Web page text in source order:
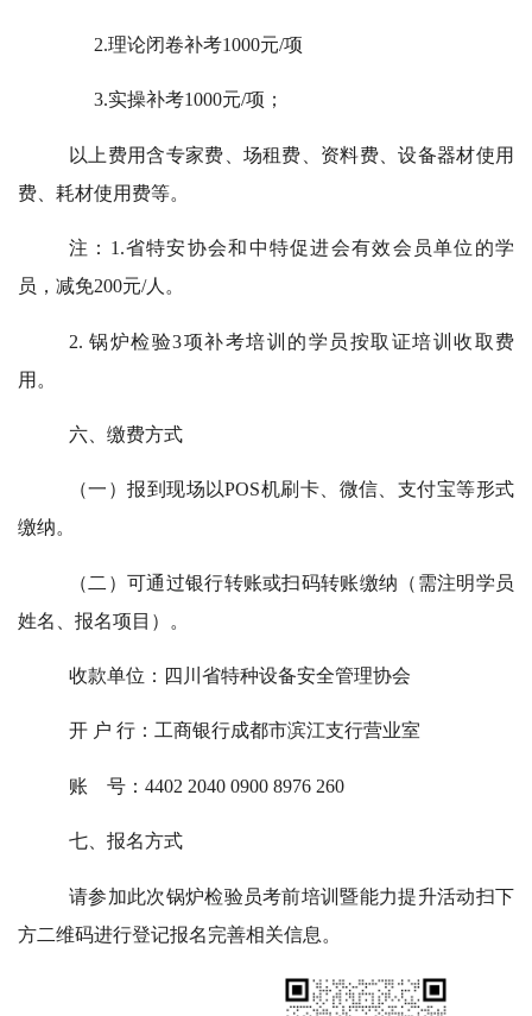
2.理论闭卷补考1000元/项
3.实操补考1000元/项；
以上费用含专家费、场租费、资料费、设备器材使用
费、耗材使用费等。
注：1.省特安协会和中特促进会有效会员单位的学
员，减免200元/人。
2. 锅炉检验3项补考培训的学员按取证培训收取费
用。
六、缴费方式
（一）报到现场以POS机刷卡、微信、支付宝等形式
缴纳。
（二）可通过银行转账或扫码转账缴纳（需注明学员
姓名、报名项目）。
收款单位：四川省特种设备安全管理协会
开 户 行：工商银行成都市滨江支行营业室
账 号：4402 2040 0900 8976 260
七、报名方式
请参加此次锅炉检验员考前培训暨能力提升活动扫下
方二维码进行登记报名完善相关信息。